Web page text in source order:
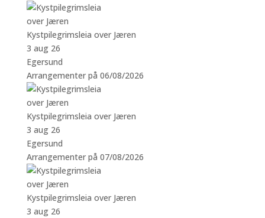
Kystpilegrimsleia over Jæren
3 aug 26
Egersund
Arrangementer på 06/08/2026
Kystpilegrimsleia over Jæren
3 aug 26
Egersund
Arrangementer på 07/08/2026
Kystpilegrimsleia over Jæren
3 aug 26